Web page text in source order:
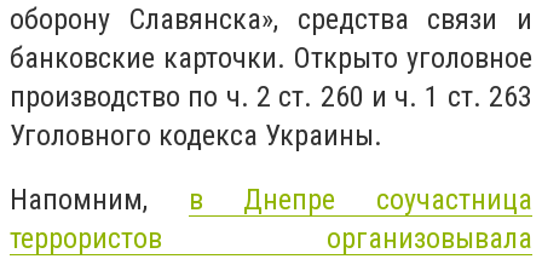
оборону Славянска», средства связи и
банковские карточки. Открыто уголовное
производство по ч. 2 ст. 260 и ч. 1 ст. 263
Уголовного кодекса Украины.
Напомним, в Днепре соучастница
террористов организовывала